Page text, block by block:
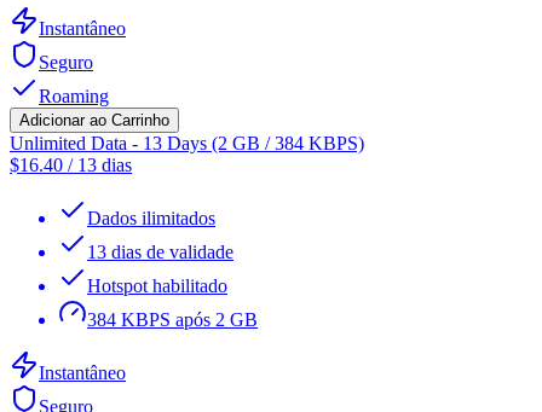
Instantâneo
Seguro
Roaming
Adicionar ao Carrinho
Unlimited Data - 13 Days (2 GB / 384 KBPS)
$16.40 / 13 dias
Dados ilimitados
13 dias de validade
Hotspot habilitado
384 KBPS após 2 GB
Instantâneo
Seguro